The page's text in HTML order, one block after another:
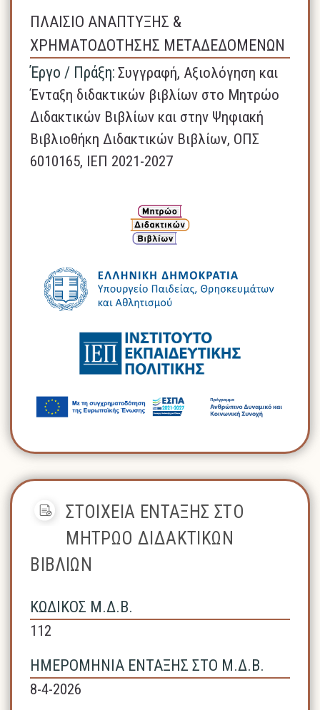
ΠΛΑΙΣΙΟ ΑΝΑΠΤΥΞΗΣ &
ΧΡΗΜΑΤΟΔΟΤΗΣΗΣ ΜΕΤΑΔΕΔΟΜΕΝΩΝ
Έργο / Πράξη: Συγγραφή, Αξιολόγηση και
Ένταξη διδακτικών βιβλίων στο Μητρώο
Διδακτικών Βιβλίων και στην Ψηφιακή
Βιβλιοθήκη Διδακτικών Βιβλίων, ΟΠΣ
6010165, ΙΕΠ 2021-2027
ΣΤΟΙΧΕΙΑ ΕΝΤΑΞΗΣ ΣΤΟ
ΜΗΤΡΩΟ ΔΙΔΑΚΤΙΚΩΝ
ΒΙΒΛΙΩΝ
ΚΩΔΙΚΟΣ Μ.Δ.Β.
112
ΗΜΕΡΟΜΗΝΙΑ ΕΝΤΑΞΗΣ ΣΤΟ Μ.Δ.Β.
8-4-2026